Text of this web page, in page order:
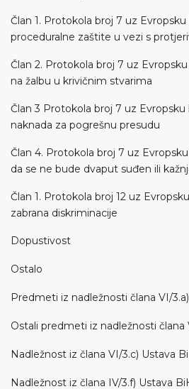
Član 1. Protokola broj 7 uz
proceduralne zaštite u vezi s
Član 2. Protokola broj 7 uz
na žalbu u krivičnim stvarima
Član 3 Protokola broj 7 uz Evropsku
naknada za pogrešnu presudu
Član 4. Protokola broj 7 uz
da se ne bude dvaput suđen ili
Član 1. Protokola broj 12 uz
zabrana diskriminacije
Dopustivost
Ostalo
Predmeti iz nadležnosti člana VI/
Ostali predmeti iz nadležnosti člana
Nadležnost iz člana VI/3.c) Ustava
Nadležnost iz člana IV/3.f) Ustava